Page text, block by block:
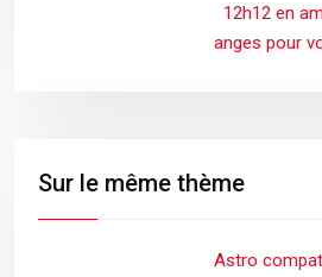
12h12 en
anges pour
Sur le même thème
Astro